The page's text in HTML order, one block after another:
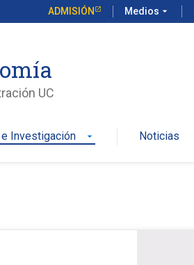
ADMISIÓN Medios arrow_drop_down
UC
Investigación arrow_drop_down Noticias